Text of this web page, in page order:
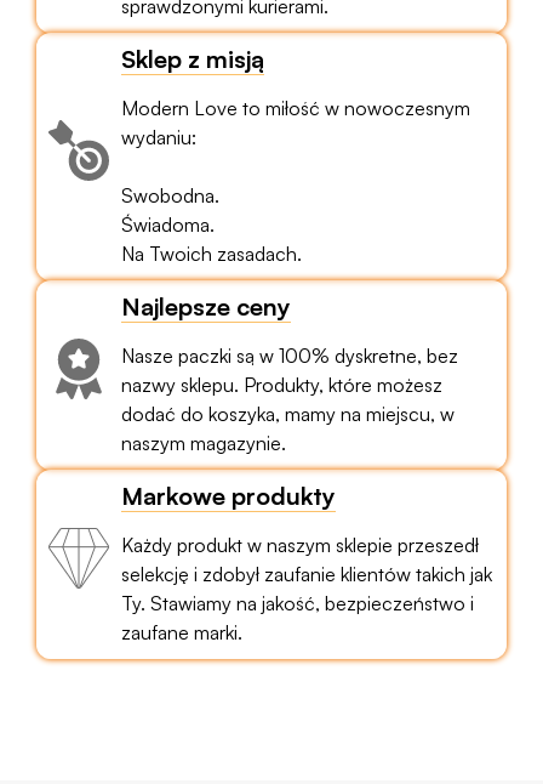
sprawdzonymi kurierami.
Sklep z misją
Modern Love to miłość w nowoczesnym
wydaniu:
Swobodna.
Świadoma.
Na Twoich zasadach.
Najlepsze ceny
Nasze paczki są w 100% dyskretne, bez
nazwy sklepu. Produkty, które możesz
dodać do koszyka, mamy na miejscu, w
naszym magazynie.
Markowe produkty
Każdy produkt w naszym sklepie przeszedł
selekcję i zdobył zaufanie klientów takich jak
Ty. Stawiamy na jakość, bezpieczeństwo i
zaufane marki.